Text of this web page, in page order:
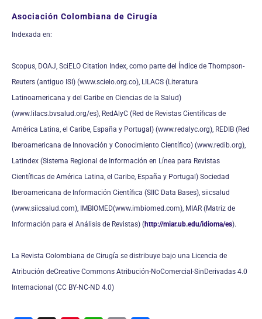
Asociación Colombiana de Cirugía
Indexada en:
Scopus, DOAJ, SciELO Citation Index, como parte del Índice de Thompson-
Reuters (antiguo ISI) (www.scielo.org.co), LILACS (Literatura
Latinoamericana y del Caribe en Ciencias de la Salud)
(www.lilacs.bvsalud.org/es), RedAlyC (Red de Revistas Científicas de
América Latina, el Caribe, España y Portugal) (www.redalyc.org), REDIB (Red
Iberoamericana de Innovación y Conocimiento Científico) (www.redib.org),
Latindex (Sistema Regional de Información en Línea para Revistas
Científicas de América Latina, el Caribe, España y Portugal) Sociedad
Iberoamericana de Información Científica (SIIC Data Bases), siicsalud
(www.siicsalud.com), IMBIOMED(www.imbiomed.com), MIAR (Matriz de
Información para el Análisis de Revistas) (http://miar.ub.edu/idioma/es).
La Revista Colombiana de Cirugía se distribuye bajo una Licencia de
Atribución deCreative Commons Atribución-NoComercial-SinDerivadas 4.0
Internacional (CC BY-NC-ND 4.0)